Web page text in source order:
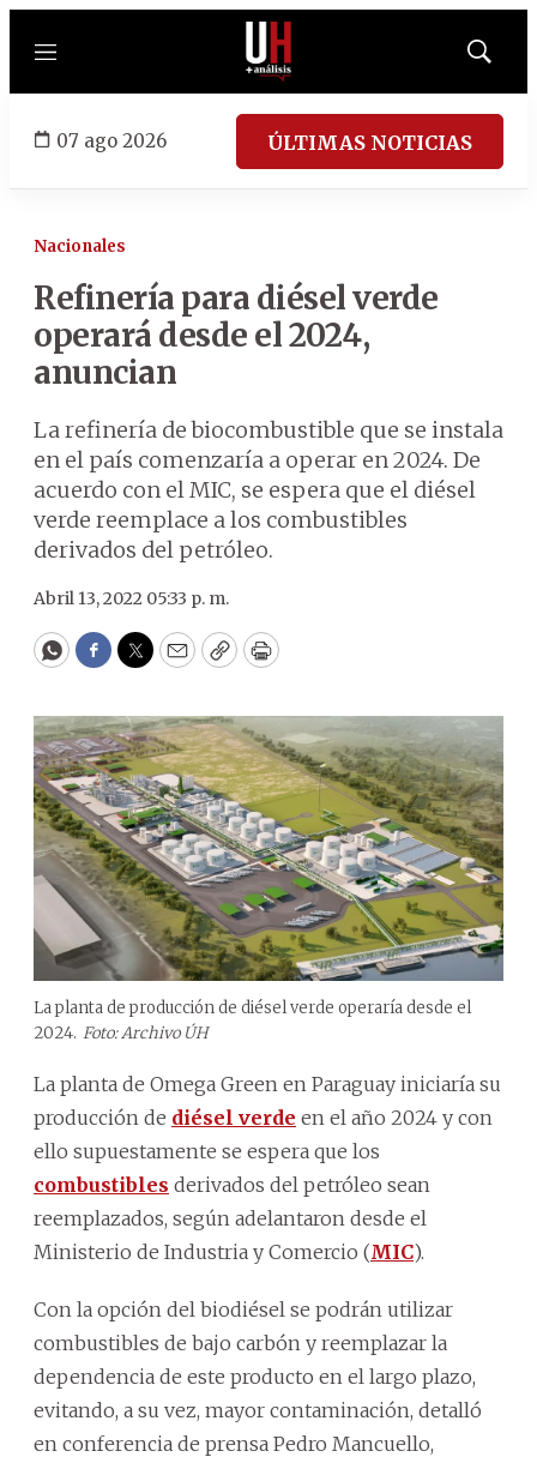
Menú
Mostrar
07 ago 2026 ÚLTIMAS NOTICIAS
Nacionales
Refinería para diésel verde
operará desde el 2024,
anuncian
La refinería de biocombustible que se instala
en el país comenzaría a operar en 2024. De
acuerdo con el MIC, se espera que el diésel
verde reemplace a los combustibles
derivados del petróleo.
Abril 13, 2022 05:33 p. m.
WhatsApp
Facebook
Twitter
EmailCopyPrint
La planta de producción de diésel verde operaría desde el
2024. Foto: Archivo ÚH
La planta de Omega Green en Paraguay iniciaría su
producción de diésel verde en el año 2024 y con
ello supuestamente se espera que los
combustibles derivados del petróleo sean
reemplazados, según adelantaron desde el
Ministerio de Industria y Comercio (MIC).
Con la opción del biodiésel se podrán utilizar
combustibles de bajo carbón y reemplazar la
dependencia de este producto en el largo plazo,
evitando, a su vez, mayor contaminación, detalló
en conferencia de prensa Pedro Mancuello,